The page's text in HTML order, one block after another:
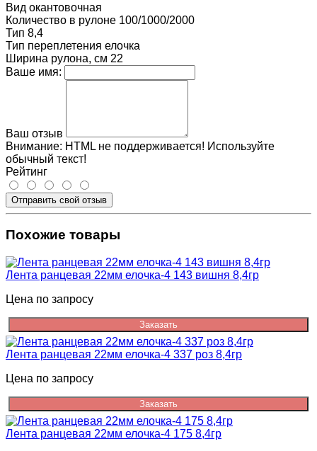
Вид окантовочная
Количество в рулоне 100/1000/2000
Тип 8,4
Тип переплетения елочка
Ширина рулона, см 22
Ваше имя:
Ваш отзыв
Внимание: HTML не поддерживается! Используйте
обычный текст!
Рейтинг
Отправить свой отзыв
Похожие товары
Лента ранцевая 22мм елочка-4 143 вишня 8,4гр
Цена по запросу
Заказать
Лента ранцевая 22мм елочка-4 337 роз 8,4гр
Цена по запросу
Заказать
Лента ранцевая 22мм елочка-4 175 8,4гр